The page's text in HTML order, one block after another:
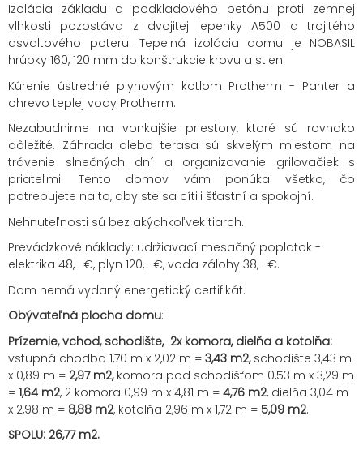
Izolácia základu a podkladového betónu proti zemnej
vlhkosti pozostáva z dvojitej lepenky A500 a trojitého
asvaltového poteru. Tepelná izolácia domu je NOBASIL
hrúbky 160, 120 mm do konštrukcie krovu a stien.
Kúrenie ústredné plynovým kotlom Protherm - Panter a
ohrevo teplej vody Protherm.
Nezabudnime na vonkajšie priestory, ktoré sú rovnako
dôležité. Záhrada alebo terasa sú skvelým miestom na
trávenie slnečných dní a organizovanie grilovačiek s
priateľmi. Tento domov vám ponúka všetko, čo
potrebujete na to, aby ste sa cítili šťastní a spokojní.
Nehnuteľnosti sú bez akýchkoľvek tiarch.
Prevádzkové náklady: udržiavací mesačný poplatok -
elektrika 48,- €, plyn 120,- €, voda zálohy 38,- €.
Dom nemá vydaný energetický certifikát.
Obývateľná plocha domu:
Prízemie, vchod, schodište, 2x komora, dielňa a kotolňa:
vstupná chodba 1,70 m x 2,02 m = 3,43 m2, schodište 3,43 m
x 0,89 m = 2,97 m2, komora pod schodišťom 0,53 m x 3,29 m
= 1,64 m2, 2 komora 0,99 m x 4,81 m = 4,76 m2, dielňa 3,04 m
x 2,98 m = 8,88 m2, kotolňa 2,96 m x 1,72 m = 5,09 m2.
SPOLU: 26,77 m2.